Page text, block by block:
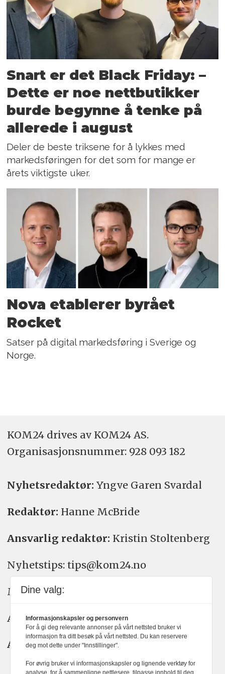
Snart er det Black Friday: –
Dette er noe nettbutikker
burde begynne å tenke på
allerede i august
Deler de beste triksene for å lykkes med
markedsføringen for det som for mange er
årets viktigste uker.
Nova etablerer byrået
Rocket
Satser på digital markedsføring i Sverige og
Norge.
KOM24 drives av KOM24 AS.
Organisasjons­nummer: 928 093 182
Nyhetsredaktør: Yngve Garen Svardal
Redaktør: Hanne McBride
Ansvarlig redaktør: Kristin Stoltenberg
Nyhetstips: tips@kom24.no
Meninger: meninger@kom24.no
Annonse: annonse@watchmedia.no
Abonnement:kom24@watchmedia.no
Dine valg:
Informasjonskapsler og personvern
For å gi deg relevante annonser på vårt nettsted bruker vi
informasjon fra ditt besøk på vårt nettsted. Du kan reservere
deg mot dette under "Innstillinger".
For øvrig bruker vi informasjonskapsler og lignende verktøy for
analyse, for å sammenligne nettlesere, tilpasse innhold til deg